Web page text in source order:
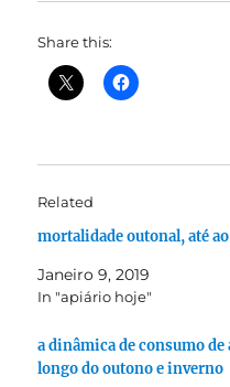
Share this:
Related
mortalidade outonal, até
Janeiro 9, 2019
In "apiário hoje"
a dinâmica de consumo de
longo do outono e inverno